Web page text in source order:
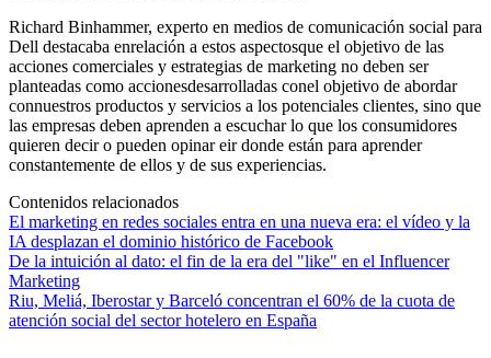
Richard Binhammer, experto en medios de comunicación social para
Dell destacaba enrelación a estos aspectosque el objetivo de las
acciones comerciales y estrategias de marketing no deben ser
planteadas como accionesdesarrolladas conel objetivo de abordar
connuestros productos y servicios a los potenciales clientes, sino que
las empresas deben aprenden a escuchar lo que los consumidores
quieren decir o pueden opinar eir donde están para aprender
constantemente de ellos y de sus experiencias.
Contenidos relacionados
El marketing en redes sociales entra en una nueva era: el vídeo y la
IA desplazan el dominio histórico de Facebook
De la intuición al dato: el fin de la era del "like" en el Influencer
Marketing
Riu, Meliá, Iberostar y Barceló concentran el 60% de la cuota de
atención social del sector hotelero en España